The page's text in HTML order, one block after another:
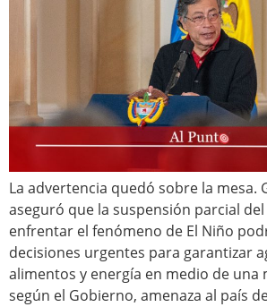
La advertencia quedó sobre la mesa.
aseguró que la suspensión parcial
enfrentar el fenómeno de El Niño
decisiones urgentes para garantizar
alimentos y energía en medio de una
según el Gobierno, amenaza al país